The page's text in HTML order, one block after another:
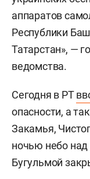
аппаратов
Республики
Татарстан», —
ведомства.
Сегодня в РТ
опасности, а
Закамья,
ночью небо
Бугульмой